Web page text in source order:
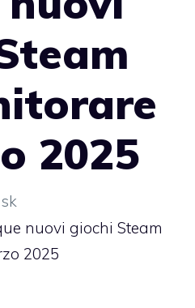
2025
nuovi giochi Steam
2025